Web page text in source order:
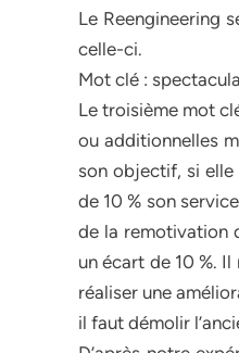
Le Reengineering
celle-ci.
Mot clé :
Le troisième mot
ou additionnelles
son objectif, si elle
de 10 % son
de la remotivation
un écart de 10 %.
réaliser une
il faut démolir